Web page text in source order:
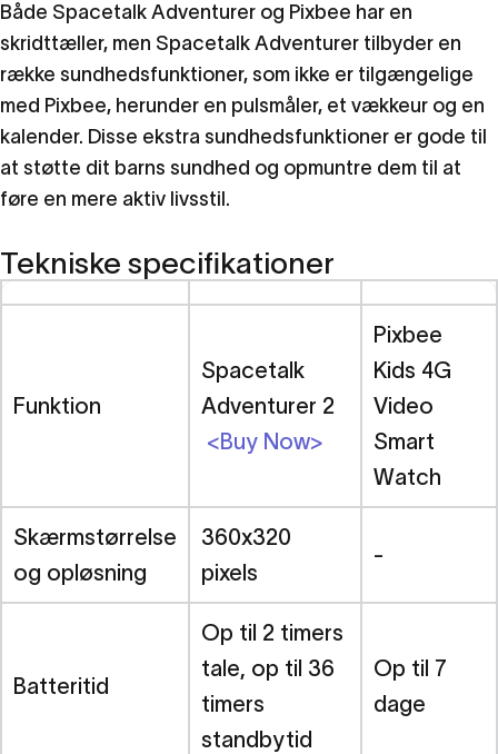
Både Spacetalk Adventurer og Pixbee har en
skridttæller, men Spacetalk Adventurer tilbyder en
række sundhedsfunktioner, som ikke er tilgængelige
med Pixbee, herunder en pulsmåler, et vækkeur og en
kalender. Disse ekstra sundhedsfunktioner er gode til
at støtte dit barns sundhed og opmuntre dem til at
føre en mere aktiv livsstil.
Tekniske specifikationer
Funktion
Spacetalk
Adventurer 2
<Buy Now>
Pixbee
Kids 4G
Video
Smart
Watch
Skærmstørrelse
og opløsning
360x320
pixels
-
Batteritid
Op til 2 timers
tale, op til 36
timers
standbytid
Op til 7
dage